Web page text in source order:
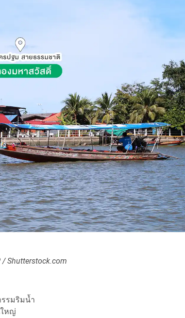
/ Shutterstock.com
รรมริมน้ำ
ใหญ่